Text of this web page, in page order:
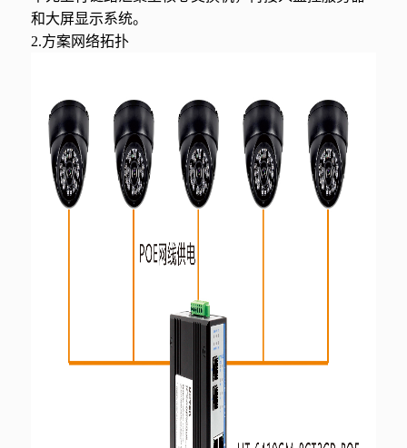
和大屏显示系统。
2.方案网络拓扑